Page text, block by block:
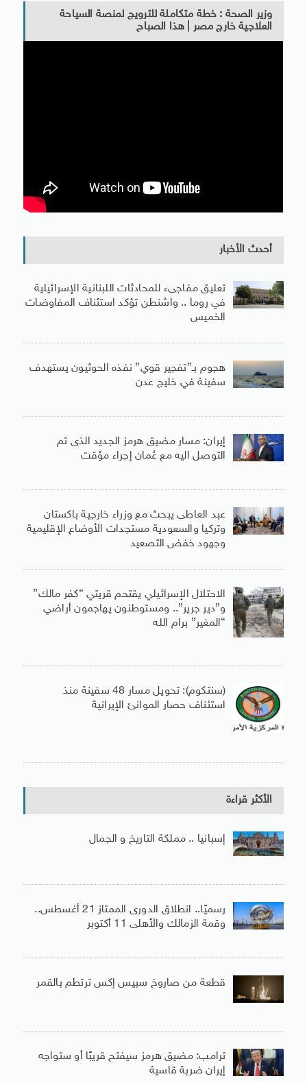
وزير الصحة : خطة متكاملة للترويج لمنصة السياحة
العلاجية خارج مصر | هذا الصباح
أحدث الأخبار
تعليق مفاجىء للمحادثات اللبنانية الإسرائيلية
في روما .. واشنطن تؤكد استئناف المفاوضات
الخميس
هجوم بـ”تفجير قوي” نفذه الحوثيون يستهدف
سفينة في خليج عدن
إيران: مسار مضيق هرمز الجديد الذى تم
التوصل اليه مع عُمان إجراء مؤقت
عبد العاطى يبحث مع وزراء خارجية باكستان
وتركيا والسعودية مستجدات الأوضاع الإقليمية
وجهود خفض التصعيد
الاحتلال الإسرائيلي يقتحم قريتي “كفر مالك”
و”دير جرير”.. ومستوطنون يهاجمون أراضي
“المغير” برام الله
(سنتكوم): تحويل مسار 48 سفينة منذ
استئناف حصار الموانئ الإيرانية
الأكثر قراءة
إسبانيا .. مملكة التاريخ و الجمال
رسميًا.. انطلاق الدورى الممتاز 21 أغسطس..
وقمة الزمالك والأهلى 11 أكتوبر
قطعة من صاروخ سبيس إكس ترتطم بالقمر
ترامب: مضيق هرمز سيفتح قريبًا أو ستواجه
إيران ضربة قاسية